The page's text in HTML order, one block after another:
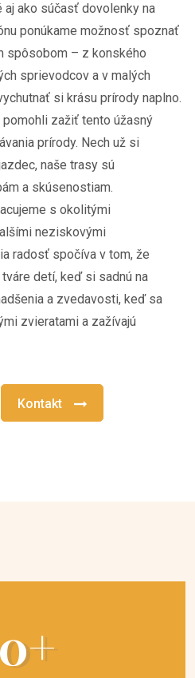
aj ako súčasť dovolenky na
ponúkame možnosť spoznať
spôsobom – z konského
sprievodcov a v malých
si krásu prírody naplno.
zažiť tento úžasný
prírody. Nech už si
naše trasy sú
a skúsenostiam.
s okolitými
neziskovými
radosť spočíva v tom, že
detí, keď si sadnú na
a zvedavosti, keď sa
zvieratami a zažívajú
Kontakt